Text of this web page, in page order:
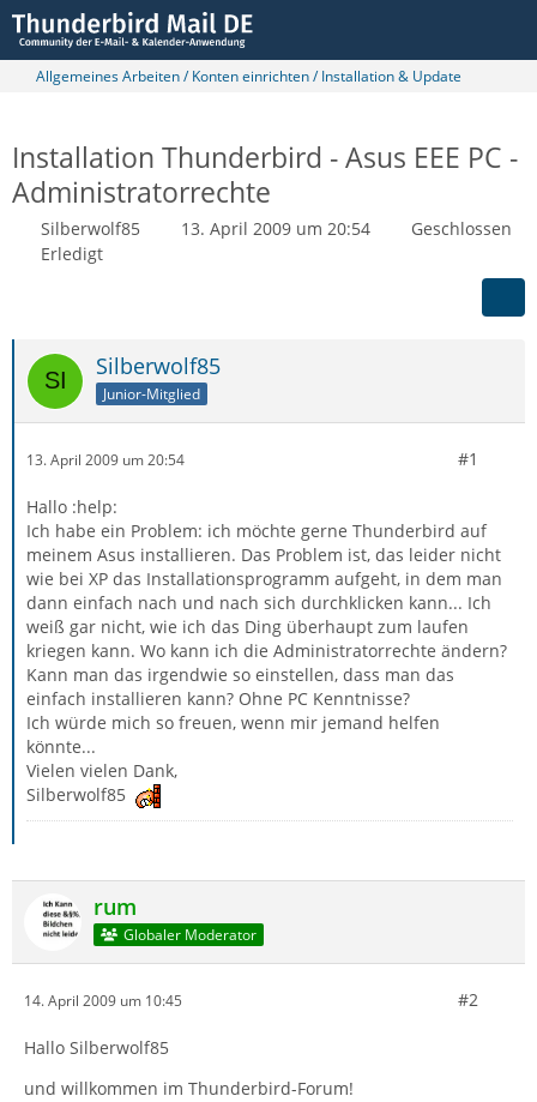
Allgemeines Arbeiten / Konten einrichten / Installation & Update
Installation Thunderbird - Asus EEE PC -
Administratorrechte
Silberwolf85 13. April 2009 um 20:54
Geschlossen
Erledigt
Silberwolf85
Junior-Mitglied
13. April 2009 um 20:54 #1
Hallo :help:
Ich habe ein Problem: ich möchte gerne Thunderbird auf
meinem Asus installieren. Das Problem ist, das leider nicht
wie bei XP das Installationsprogramm aufgeht, in dem man
dann einfach nach und nach sich durchklicken kann... Ich
weiß gar nicht, wie ich das Ding überhaupt zum laufen
kriegen kann. Wo kann ich die Administratorrechte ändern?
Kann man das irgendwie so einstellen, dass man das
einfach installieren kann? Ohne PC Kenntnisse?
Ich würde mich so freuen, wenn mir jemand helfen
könnte...
Vielen vielen Dank,
Silberwolf85
rum
Globaler Moderator
14. April 2009 um 10:45 #2
Hallo Silberwolf85
und willkommen im Thunderbird-Forum!